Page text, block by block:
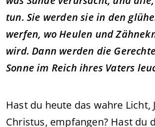
tun. Sie werden sie in den
werfen, wo Heulen und
wird. Dann werden die
Sonne im Reich ihres Vaters
Hast du heute das wahre Licht,
Christus, empfangen? Hast du